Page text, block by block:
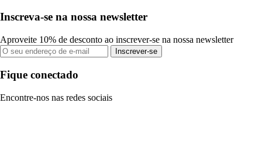
Inscreva-se na nossa newsletter
Aproveite 10% de desconto ao inscrever-se na nossa newsletter
Inscrever-se
Fique conectado
Encontre-nos nas redes sociais